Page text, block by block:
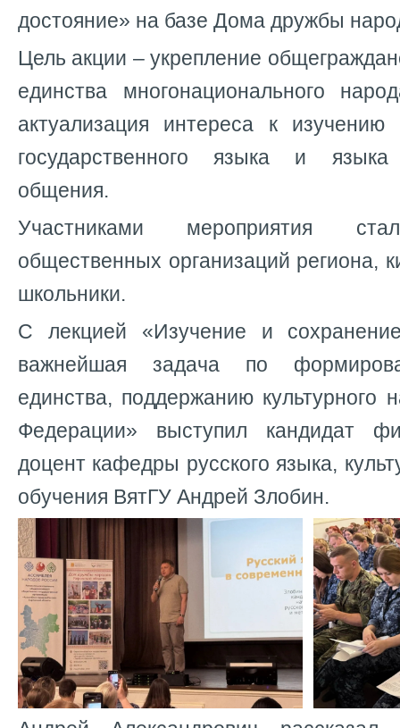
достояние» на базе Дома дружбы
Цель акции – укрепление
единства многонационального
актуализация интереса к изучению
государственного языка и языка
общения.
Участниками мероприятия
общественных организаций региона,
школьники.
С лекцией «Изучение и
важнейшая задача по
единства, поддержанию культурного
Федерации» выступил кандидат
доцент кафедры русского языка,
обучения ВятГУ Андрей Злобин.